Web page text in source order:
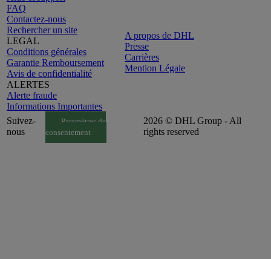
FAQ
Contactez-nous
Rechercher un site
LEGAL
Conditions générales
Garantie Remboursement
Avis de confidentialité
ALERTES
Alerte fraude
Informations Importantes
A propos de DHL
Presse
Carrières
Mention Légale
Suivez-
nous
Paramètres de
consentement
2026 © DHL Group - All
rights reserved